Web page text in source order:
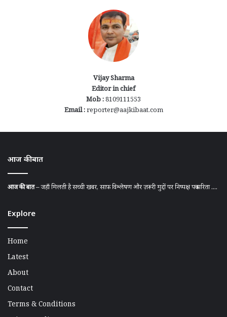
Vijay Sharma
Editor in chief
Mob :8109111553
Email :reporter@aajkibaat.com
आज की बात
आज की बात– जहाँ मिलती है सच्ची खबर, साफ़ विश्लेषण और ज़रूरी मुद्दों पर निष्पक्ष पत्रकारिता ....
Explore
Home
Latest
About
Contact
Terms & Conditions